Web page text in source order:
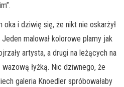
i dziwię się, że nikt nie oskarżył
malował kolorowe plamy jak
artysta, a drugi na leżących na
łyżką. Nic dziwnego, że
galeria Knoedler spróbowałaby